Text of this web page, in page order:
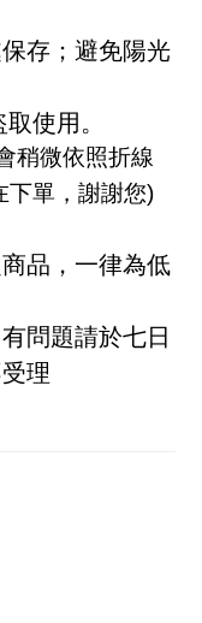
存；避免陽光
使用。
稍微依照折線
下單，謝謝您)
品，一律為低
問題請於七日
理